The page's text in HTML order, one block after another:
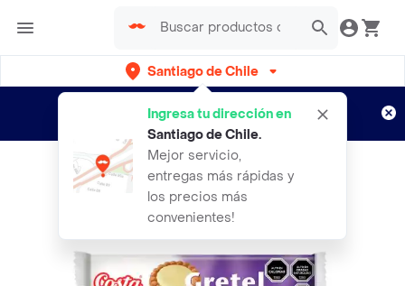
Santiago de Chile
Ingresa tu dirección en
Santiago de Chile.
Mejor servicio,
entregas más rápidas y
los precios más
convenientes!
envíos gratis por semanas
Aplican TyC